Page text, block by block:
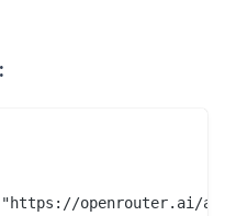
:
openrouter.ai/